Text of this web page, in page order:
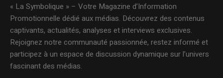
« La Symbolique » – Votre Magazine d’Information
Promotionnelle dédié aux médias. Découvrez des contenus
captivants, actualités, analyses et interviews exclusives.
Rejoignez notre communauté passionnée, restez informé et
participez à un espace de discussion dynamique sur l’univers
fascinant des médias.